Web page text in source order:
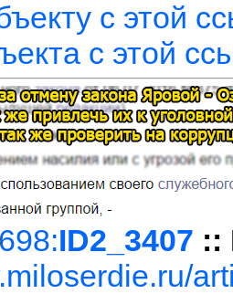
с этой
с этой
ID2_3407 ::